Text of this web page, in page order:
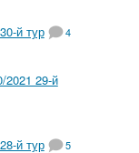
й тур 4
29-й
й тур 5